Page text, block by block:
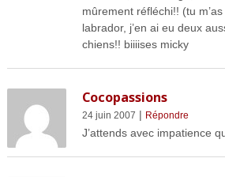
mûrement réfléchi!! (tu
labrador, j’en ai eu deux
chiens!! biiiises micky
Cocopassions
24 juin 2007 | Répondre
J’attends avec impatience